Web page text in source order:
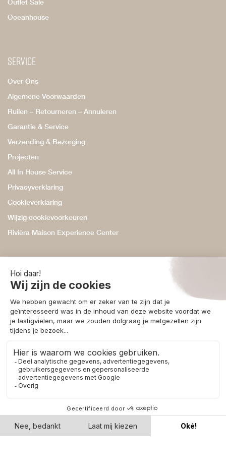
Oceanhouse
Service
Over Ons
Algemene Voorwaarden
Ruilen – Retourneren – Annuleren
Garantie & Service
Verzending & Bezorging
Projecten
All In House Service
Privacyverklaring
Cookieverklaring
Wijzig cookievoorkeuren
Rivièra Maison Experience Center
Ontvang 10% korting
Schrijf je in voor onze nieuwsbrief en ontvang 10% korting, te
besteden aan accessoires in onze webshop.
Ik ga akkoord met deprivacyvoorwaarden.